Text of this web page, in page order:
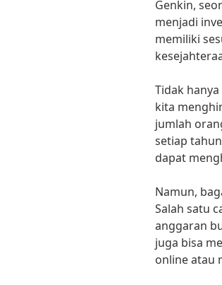
Genkin,
menjadi
memiliki
Tidak
kita
jumlah
setiap
dapat
Namun,
Salah satu
anggaran
juga bisa
online atau